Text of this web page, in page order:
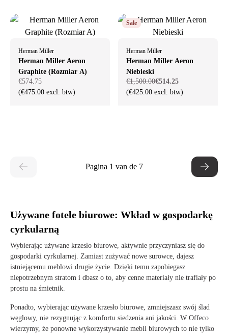
Herman Miller
Herman Miller Aeron
Graphite (Rozmiar A)
€574.75
(€475.00 excl. btw)
Sale
Herman Miller
Herman Miller Aeron
Niebieski
€1,500.00€514.25
(€425.00 excl. btw)
Pagina 1 van de 7
Używane fotele biurowe: Wkład w gospodarkę
cyrkularną
Wybierając używane krzesło biurowe, aktywnie przyczyniasz się do
gospodarki cyrkularnej. Zamiast zużywać nowe surowce, dajesz
istniejącemu meblowi drugie życie. Dzięki temu zapobiegasz
niepotrzebnym stratom i dbasz o to, aby cenne materiały nie trafiały po
prostu na śmietnik.
Ponadto, wybierając używane krzesło biurowe, zmniejszasz swój ślad
węglowy, nie rezygnując z komfortu siedzenia ani jakości. W Offeco
wierzymy, że ponowne wykorzystywanie mebli biurowych to nie tylko